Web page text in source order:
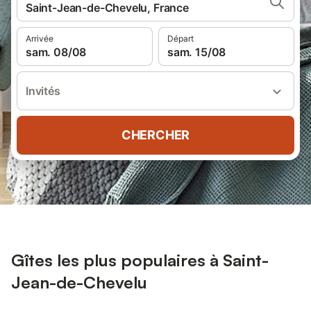
Saint-Jean-de-Chevelu, France
Arrivée
sam. 08/08
Départ
sam. 15/08
Invités
CHERCHER
Gîtes les plus populaires à Saint-
Jean-de-Chevelu